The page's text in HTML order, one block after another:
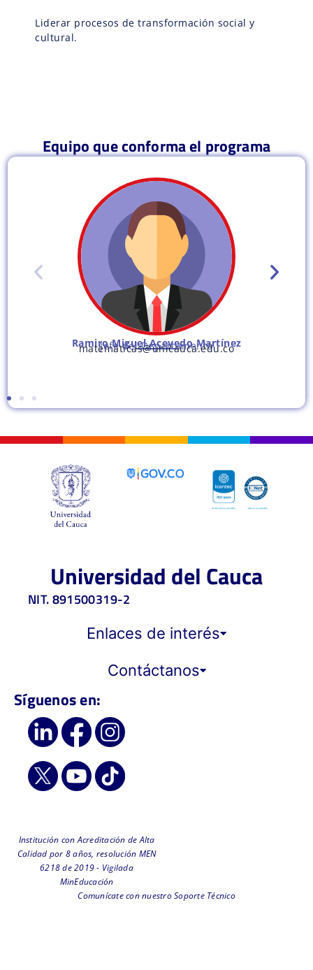
Liderar procesos de transformación social y
cultural.
Equipo que conforma el programa
Ramiro Miguel Acevedo Martínez
Jefe del Departamento
matematicas@unicauca.edu.co
Universidad del Cauca
NIT. 891500319-2
Enlaces de interés
Contáctanos
Síguenos en:
Institución con Acreditación de Alta
Calidad por 8 años, resolución MEN
6218 de 2019 - Vigilada
MinEducación
Comunícate con nuestro Soporte Técnico